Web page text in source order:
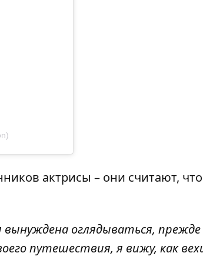
актрисы – они считают, что
вынуждена оглядываться,
путешествия, я вижу, как